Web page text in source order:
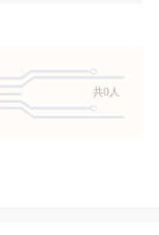
共0人